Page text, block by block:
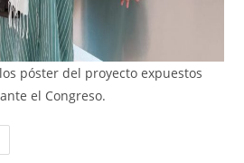
póster del proyecto expuestos
el Congreso.